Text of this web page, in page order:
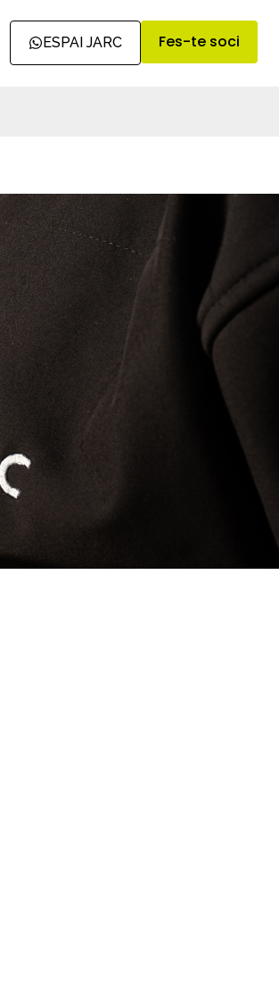
ESPAI JARC Fes-te soci